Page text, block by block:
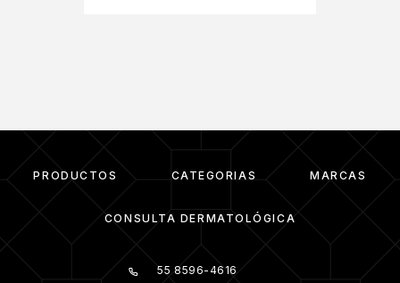
PRODUCTOS CATEGORIAS MARCAS
CONSULTA DERMATOLÓGICA
55 8596-4616